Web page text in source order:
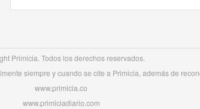
Primicia. Todos los derechos reservados.
siempre y cuando se cite a Primicia, además de
www.primicia.co
www.primiciadiario.com